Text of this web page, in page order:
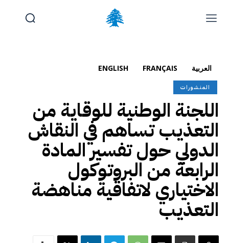
Français
(الفرنسية)
English
(الإنجليزية)
العربية FRANÇAIS
ENGLISH
المنشورات
اللجنة الوطنية للوقاية من
التعذيب تساهم في النقاش
الدولي حول تفسير المادة
الرابعة من البروتوكول
الاختياري لاتفاقية مناهضة
التعذيب